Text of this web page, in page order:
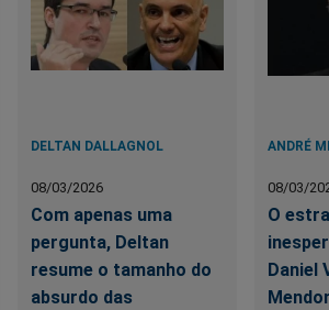
DELTAN DALLAGNOL
08/03/2026
Com apenas uma
pergunta, Deltan
resume o tamanho do
absurdo das
ANDRÉ
08/03/
O
Daniel